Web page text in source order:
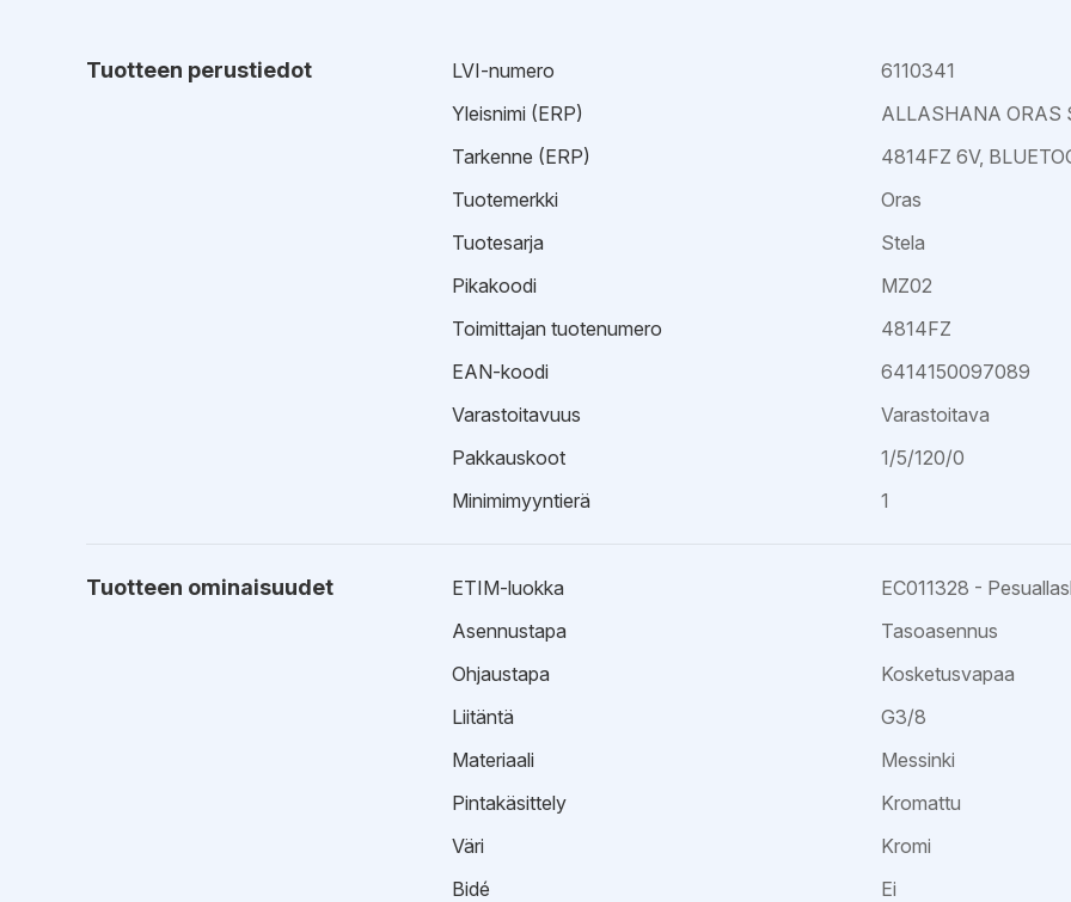
Tuotteen perustiedot LVI-numero
6110341
Yleisnimi (ERP)
ALLASHANA ORAS
Tarkenne (ERP)
4814FZ 6V,
Tuotemerkki
Oras
Tuotesarja
Stela
Pikakoodi
MZ02
Toimittajan tuotenumero
4814FZ
EAN-koodi
6414150097089
Varastoitavuus
Varastoitava
Pakkauskoot
1/5/120/0
Minimimyyntierä
1
Tuotteen ominaisuudet ETIM-luokka
EC011328 -
Asennustapa
Tasoasennus
Ohjaustapa
Kosketusvapaa
Liitäntä
G3/8
Materiaali
Messinki
Pintakäsittely
Kromattu
Väri
Kromi
Bidé
Ei